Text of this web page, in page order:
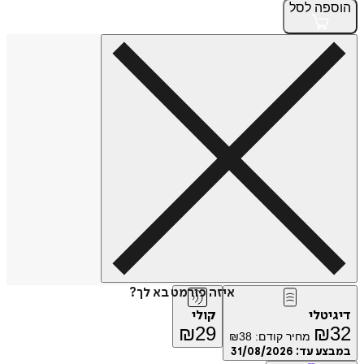
הוספה לסל
איזה פורמט בא לך?
דיגיטלי
₪32 מחיר קודם: ₪38
במבצע עד: 31/08/2026
קולי
₪29